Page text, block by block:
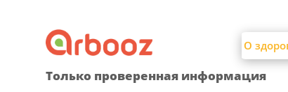
content
О
Только проверенная информация